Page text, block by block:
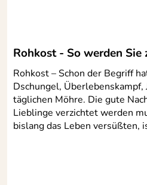
Rohkost - So werden Sie
Rohkost – Schon der Begriff
Dschungel, Überlebenskampf,
täglichen Möhre. Die gute
Lieblinge verzichtet werden
bislang das Leben versüßten,